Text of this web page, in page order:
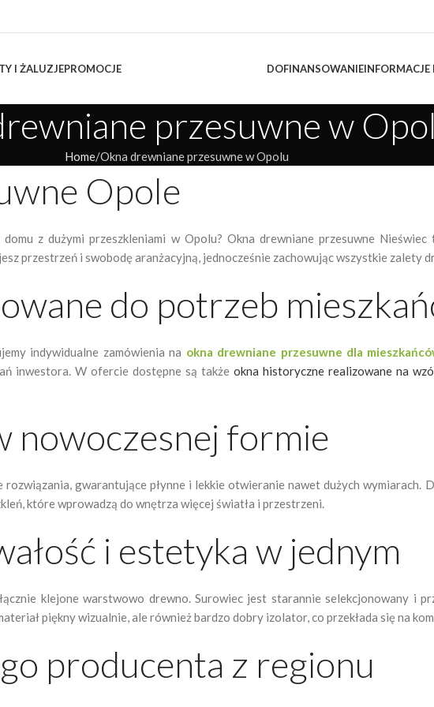
I ŻALUZJEPROMOCJE DOFINANSOWANIE
przesuwne w
Home Okna drewniane przesuwne w Opolu
Opole
z dużymi przeszkleniami w Opolu? Okna drewniane przesuwne
przestrzeń i swobodę aranżacyjną, jednocześnie zachowując wszystkie zalety
do potrzeb
indywidualne zamówienia na okna drewniane przesuwne dla
inwestora. W ofercie dostępne są takżeokna historyczne realizowane na
nowoczesnej formie
gwarantujące płynne i lekkie otwieranie nawet dużych wymiarach.
które wprowadzą do wnętrza więcej światła i przestrzeni.
i estetyka w jednym
klejone warstwowo drewno. Surowiec jest starannie selekcjonowany i
piękny wizualnie, ale również bardzo dobry izolator, co przekłada się na
producenta z regionu